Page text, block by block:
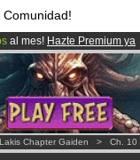
al mes! Hazte Premium ya
lanzado!.
Cómics y Mangas!.
Chapter Gaiden > Ch. 10